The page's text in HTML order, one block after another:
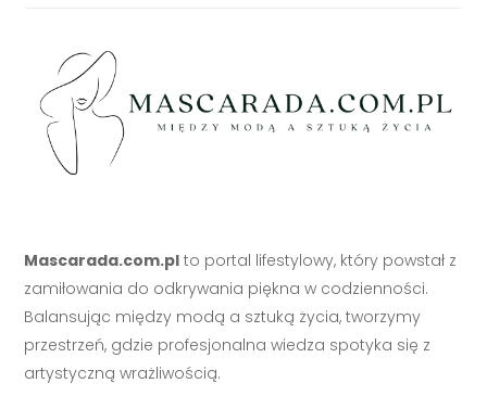
Mascarada.com.pl to portal lifestylowy, który powstał z
zamiłowania do odkrywania piękna w codzienności.
Balansując między modą a sztuką życia, tworzymy
przestrzeń, gdzie profesjonalna wiedza spotyka się z
artystyczną wrażliwością.